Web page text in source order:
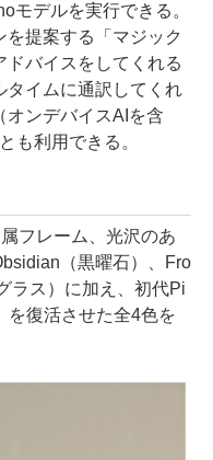
モデルを実行できる。
提案する「マジック
バイスをしてくれる
タイムに通訳してくれ
オンデバイスAIを含
も利用できる。
フレーム、光沢のあ
（黒曜石）、Fro
ラス）に加え、初代Pi
を復活させた全4色を